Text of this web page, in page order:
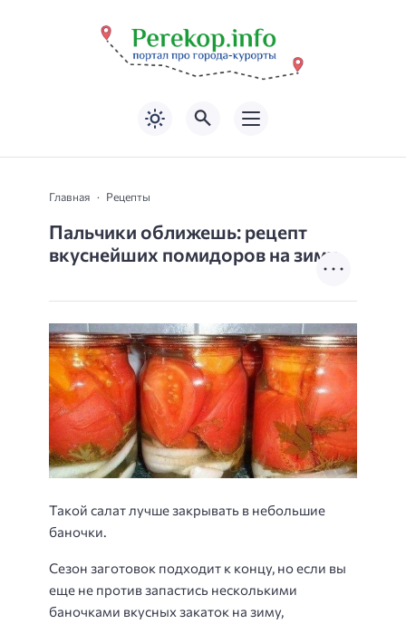
Главная Рецепты
Пальчики оближешь: рецепт
вкуснейших помидоров на зиму
Такой салат лучше закрывать в небольшие
баночки.
Сезон заготовок подходит к концу, но если вы
еще не против запастись несколькими
баночками вкусных закаток на зиму,